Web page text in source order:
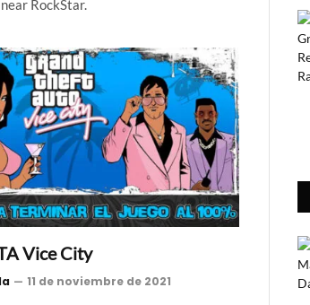
RockStar.
Vice City
11 de noviembre de 2021